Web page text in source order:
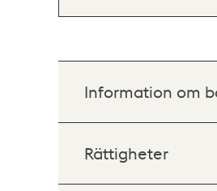
Information om
Rättigheter